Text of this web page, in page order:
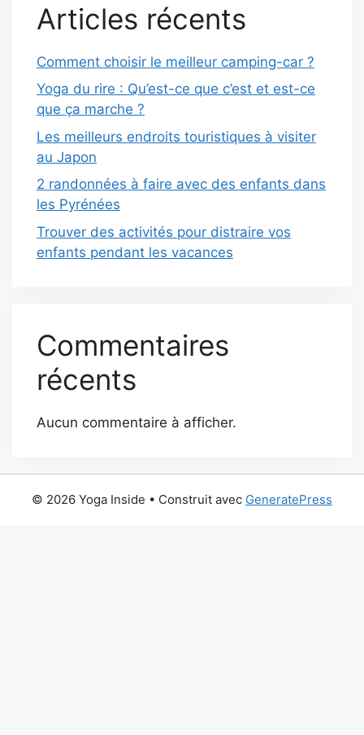
Articles récents
Comment choisir le meilleur camping-car ?
Yoga du rire : Qu’est-ce que c’est et est-ce
que ça marche ?
Les meilleurs endroits touristiques à visiter
au Japon
2 randonnées à faire avec des enfants dans
les Pyrénées
Trouver des activités pour distraire vos
enfants pendant les vacances
Commentaires
récents
Aucun commentaire à afficher.
© 2026 Yoga Inside • Construit avec GeneratePress